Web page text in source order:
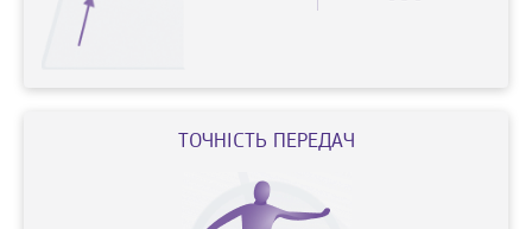
ТОЧНIСТЬ ПЕРЕДАЧ